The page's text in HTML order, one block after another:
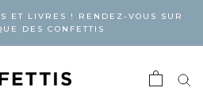
ET LIVRES ! RENDEZ-VOUS SUR
DES CONFETTIS